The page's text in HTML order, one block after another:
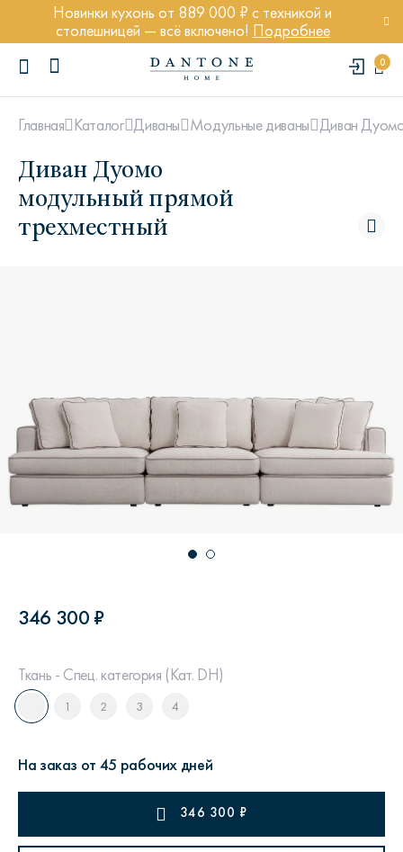
Новинки кухонь от 889 000 ₽ с техникой и
столешницей — всё включено! Подробнее
0
ПОПУЛЯРНЫЕ ЗАПРОСЫ
Главная Каталог Диваны Модульные диваны Диван
Диван Дуомо
модульный прямой
трехместный
346 300 ₽
Ткань - Спец. категория (Кат. DH)
1 2 3 4
На заказ от 45 рабочих дней
346 300 ₽